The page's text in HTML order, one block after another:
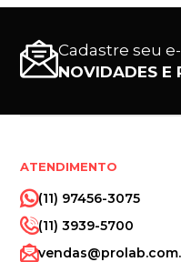
Cadastre seu
NOVIDADES E
ATENDIMENTO
(11) 97456-3075
(11) 3939-5700